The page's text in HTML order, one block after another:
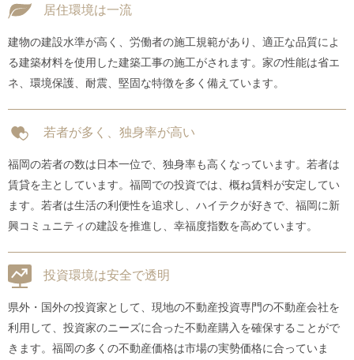
居住環境は一流
建物の建設水準が高く、労働者の施工規範があり、適正な品質によ
る建築材料を使用した建築工事の施工がされます。家の性能は省エ
ネ、環境保護、耐震、堅固な特徴を多く備えています。
若者が多く、独身率が高い
福岡の若者の数は日本一位で、独身率も高くなっています。若者は
賃貸を主としています。福岡での投資では、概ね賃料が安定してい
ます。若者は生活の利便性を追求し、ハイテクが好きで、福岡に新
興コミュニティの建設を推進し、幸福度指数を高めています。
投資環境は安全で透明
県外・国外の投資家として、現地の不動産投資専門の不動産会社を
利用して、投資家のニーズに合った不動産購入を確保することがで
きます。福岡の多くの不動産価格は市場の実勢価格に合っていま